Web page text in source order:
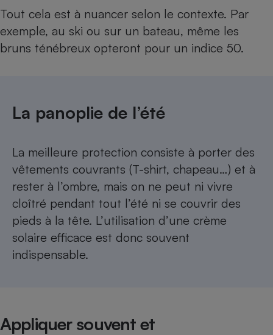
Tout cela est à nuancer selon le contexte. Par
exemple, au ski ou sur un bateau, même les
bruns ténébreux opteront pour un indice 50.
La panoplie de l’été
La meilleure protection consiste à porter des
vêtements couvrants (T-shirt, chapeau…) et à
rester à l’ombre, mais on ne peut ni vivre
cloîtré pendant tout l’été ni se couvrir des
pieds à la tête. L’utilisation d’une crème
solaire efficace est donc souvent
indispensable.
Appliquer souvent et